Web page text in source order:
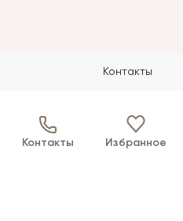
Контакты
Контакты
Избранное